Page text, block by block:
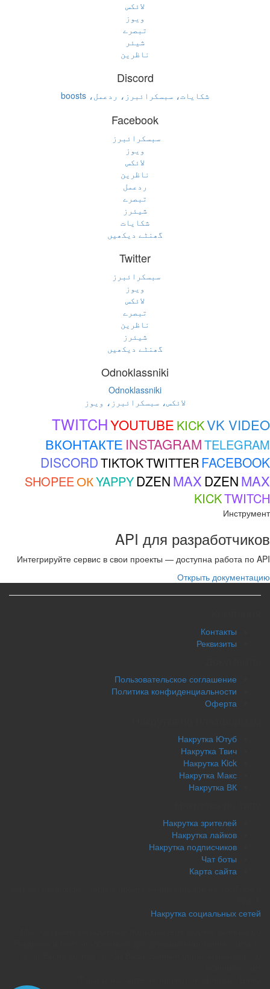
لائکس
ویوز
تبصرے
شیئر
ناظرین
Discord
شکایات، سبسکرائبرز، ردعمل، boosts
Facebook
سبسکرائبرز
ویوز
لائکس
ناظرین
ردعمل
تبصرے
شیئرز
شکایات
گھنٹے دیکھیں
Twitter
سبسکرائبرز
ویوز
لائکس
تبصرے
ناظرین
شیئرز
گھنٹے دیکھیں
Odnoklassniki
Odnoklassniki
لائکس، سبسکرائبرز، ویوز
TWITCHYOUTUBE KICKVK VIDEO
ВКОНТАКТЕ INSTAGRAMTELEGRAM
DISCORDTIKTOKTWITTER FACEBOOK
SHOPEEОКYAPPYDZEN MAX DZEN MAX
KICKTWITCH
Инструмент
API для разработчиков
Интегрируйте сервис в свои проекты — доступна работа по API
Открыть документацию
Контакты
Реквизиты
Пользовательское соглашение
Политика конфиденциальности
Оферта
Накрутка Ютуб
Накрутка Твич
Накрутка Kick
Накрутка Макс
Накрутка ВК
Накрутка зрителей
Накрутка лайков
Накрутка подписчиков
Чат боты
Карта сайта
Накрутка социальных сетей